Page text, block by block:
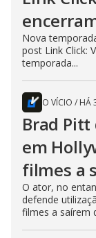
Nova
post Link Click:
temporada...
O VÍCIO / HÁ
Brad
em
filmes a
O ator, no
defende
filmes a saírem